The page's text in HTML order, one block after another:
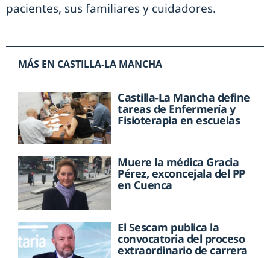
pacientes, sus familiares y cuidadores.
MÁS EN CASTILLA-LA MANCHA
Castilla-La Mancha define
tareas de Enfermería y
Fisioterapia en escuelas
Muere la médica Gracia
Pérez, exconcejala del PP
en Cuenca
El Sescam publica la
convocatoria del proceso
extraordinario de carrera